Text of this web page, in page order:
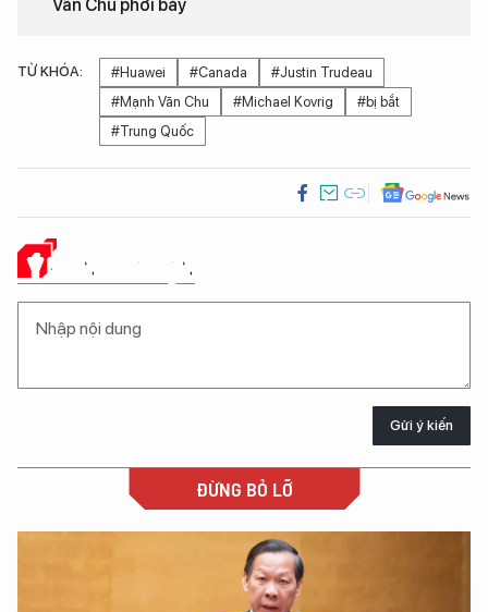
Vãn Chu phơi bày
TỪ KHÓA: #Huawei #Canada
#Justin Trudeau
#Mạnh Vãn Chu
#Michael Kovrig
#bị bắt
#Trung Quốc
Ý KIẾN CỦA BẠN
Gửi ý kiến
ĐỪNG BỎ LỠ